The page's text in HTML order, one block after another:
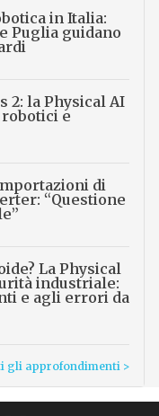
in Italia:
Puglia guidano
2: la Physical AI
e
di
“Questione
La Physical
industriale:
e agli errori da
gli approfondimenti >